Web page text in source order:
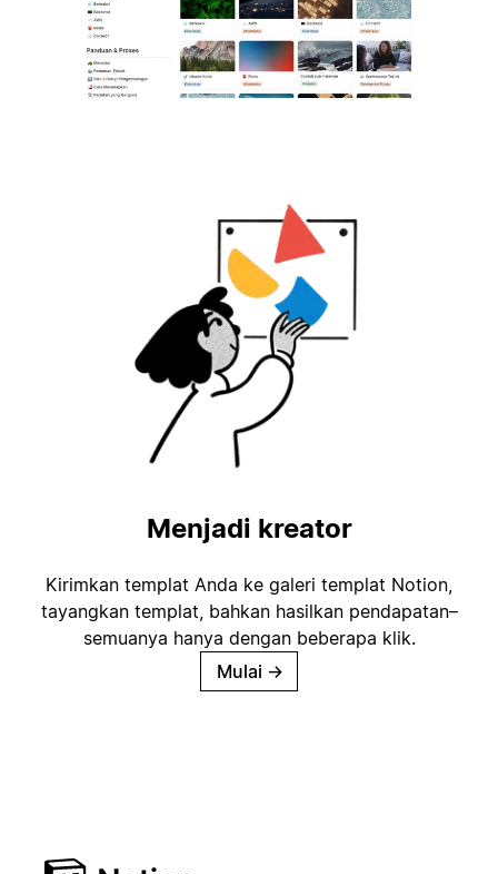
Menjadi kreator
Kirimkan templat Anda ke galeri templat Notion,
tayangkan templat, bahkan hasilkan pendapatan–
semuanya hanya dengan beberapa klik.
Mulai →